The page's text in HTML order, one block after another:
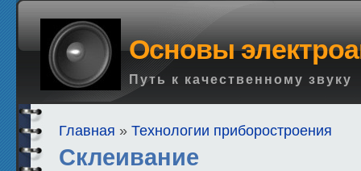
Основы
Путь к качественному звуку
Главная » Технологии приборостроения
Склеивание